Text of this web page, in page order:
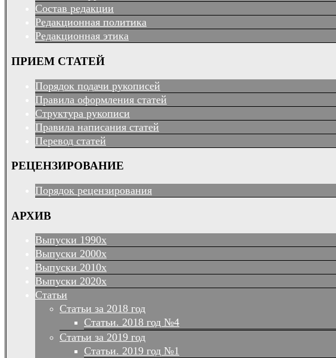
Состав редакции
Редакционная политика
Редакционная этика
ПРИЕМ СТАТЕЙ
Порядок подачи рукописей
Правила оформления статей
Структура рукописи
Правила написания статей
Перевод статей
РЕЦЕНЗИРОВАНИЕ
Порядок рецензирования
АРХИВ
Выпуски 1990х
Выпуски 2000х
Выпуски 2010х
Выпуски 2020х
Статьи
Статьи за 2018 год
Статьи. 2018 год №4
Статьи за 2019 год
Статьи. 2019 год №1